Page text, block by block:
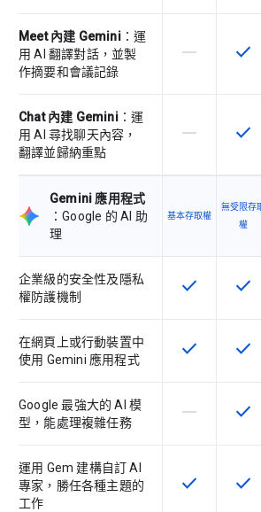
Meet 內建 Gemini：運
用 AI 翻譯對話，並製
作摘要和會議記錄
這個 SKU 不
horizontal_rule 這
check
Chat 內建 Gemini：運
用 AI 尋找聊天內容，
翻譯並歸納重點
這個 SKU 不
horizontal_rule 這
check
Gemini 應用程式
：Google 的 AI 助
理
基本存取權
無受限存
權
企業級的安全性及隱私
權防護機制
這項功能適
check 這
check
在網頁上或行動裝置中
使用 Gemini 應用程式
這項功能適
check 這
check
Google 最強大的 AI 模
型，能處理複雜任務
這個 SKU 不
horizontal_rule 這
check
運用 Gem 建構自訂 AI
專家，勝任各種主題的
工作
這項功能適
check 這
check